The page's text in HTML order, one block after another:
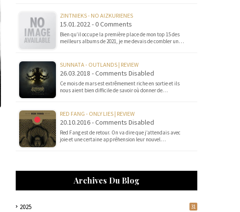
ZINTNIEKS - NO AIZKURIENES
15.01.2022 - 0 Comments
Bien qu’il occupe la première place de mon top 15 des
meilleurs albums de 2021, je me devais de combler un…
SUNNATA - OUTLANDS | REVIEW
26.03.2018 - Comments Disabled
Ce mois de mars est extrêmement riche en sortie et ils
nous aient bien difficile de savoir où donner de…
RED FANG - ONLY LIES | REVIEW
20.10.2016 - Comments Disabled
Red Fang est de retour. On va dire que j’attendais avec
joie et une certaine appréhension leur nouvel…
Archives Du Blog
2025 31